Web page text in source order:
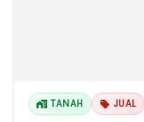
TANAH JUAL